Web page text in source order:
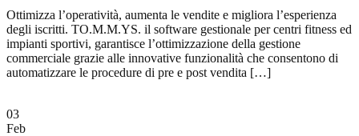
Ottimizza l’operatività, aumenta le vendite e migliora l’esperienza
degli iscritti. TO.M.M.YS. il software gestionale per centri fitness ed
impianti sportivi, garantisce l’ottimizzazione della gestione
commerciale grazie alle innovative funzionalità che consentono di
automatizzare le procedure di pre e post vendita […]
03
Feb